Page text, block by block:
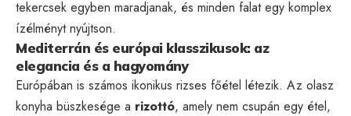
tekercsek egyben maradjanak, és minden falat egy komplex
ízélményt nyújtson.
Mediterrán és európai klasszikusok: az
elegancia és a hagyomány
Európában is számos ikonikus rizses főétel létezik. Az olasz
konyha büszkesége a rizottó, amely nem csupán egy étel,